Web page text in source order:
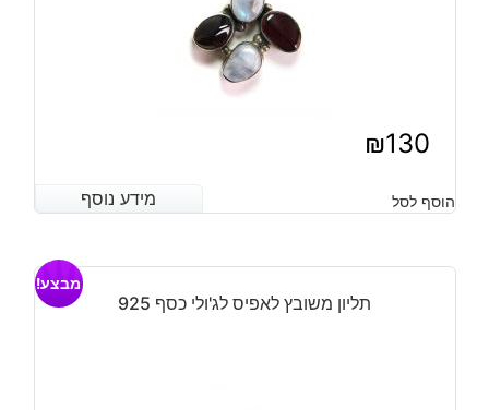
₪130
מידע נוסף הוסף לסל מידע נוסף
תליון משובץ לאפיס לג'ולי כסף 925
מבצע!